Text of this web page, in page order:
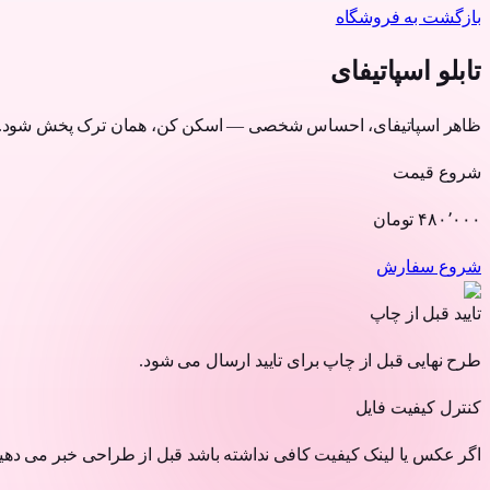
بازگشت به فروشگاه
تابلو اسپاتیفای
ظاهر اسپاتیفای، احساس شخصی — اسکن کن، همان ترک پخش
شروع قیمت
۴۸۰٬۰۰۰تومان
شروع سفارش
تایید قبل از چاپ
طرح نهایی قبل از چاپ برای تایید ارسال می شود.
کنترل کیفیت فایل
اگر عکس یا لینک کیفیت کافی نداشته باشد قبل از طراحی خبر می